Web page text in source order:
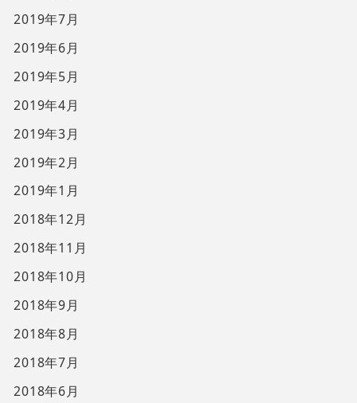
2019年7月
2019年6月
2019年5月
2019年4月
2019年3月
2019年2月
2019年1月
2018年12月
2018年11月
2018年10月
2018年9月
2018年8月
2018年7月
2018年6月